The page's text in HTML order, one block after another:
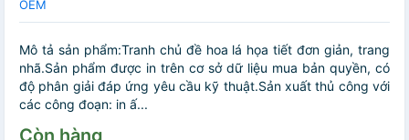
OEM
Mô tả sản phẩm:Tranh chủ đề hoa lá họa tiết đơn giản, trang
nhã.Sản phẩm được in trên cơ sở dữ liệu mua bản quyền, có
độ phân giải đáp ứng yêu cầu kỹ thuật.Sản xuất thủ công với
các công đoạn: in ấ...
Còn hàng